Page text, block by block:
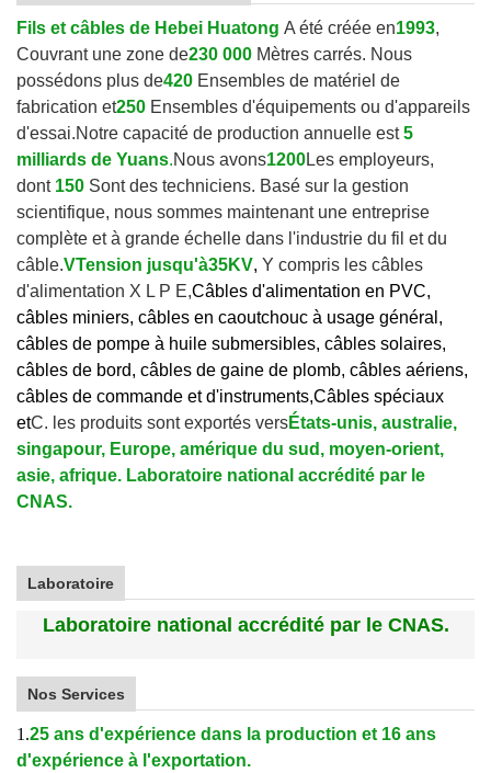
Fils et câbles de Hebei Huatong A été créée en1993,
Couvrant une zone de230 000 Mètres carrés. Nous
possédons plus de420 Ensembles de matériel de
fabrication et250 Ensembles d'équipements ou d'appareils
d'essai.Notre capacité de production annuelle est 5
milliards de Yuans.Nous avons1200Les employeurs,
dont 150 Sont des techniciens. Basé sur la gestion
scientifique, nous sommes maintenant une entreprise
complète et à grande échelle dans l'industrie du fil et du
câble.VTension jusqu'à35KV, Y compris les câbles
d'alimentation X L P E,Câbles d'alimentation en PVC,
câbles miniers, câbles en caoutchouc à usage général,
câbles de pompe à huile submersibles, câbles solaires,
câbles de bord, câbles de gaine de plomb, câbles aériens,
câbles de commande et d'instruments,Câbles spéciaux
etC. les produits sont exportés versÉtats-unis, australie,
singapour, Europe, amérique du sud, moyen-orient,
asie, afrique. Laboratoire national accrédité par le
CNAS.
Laboratoire
Laboratoire national accrédité par le CNAS.
Nos Services
1.25 ans d'expérience dans la production et 16 ans
d'expérience à l'exportation.